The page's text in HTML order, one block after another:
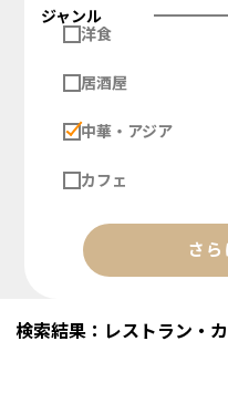
ジャンル
洋食
居酒屋
中華・アジア
カフェ
さ
検索結果：レストラン・